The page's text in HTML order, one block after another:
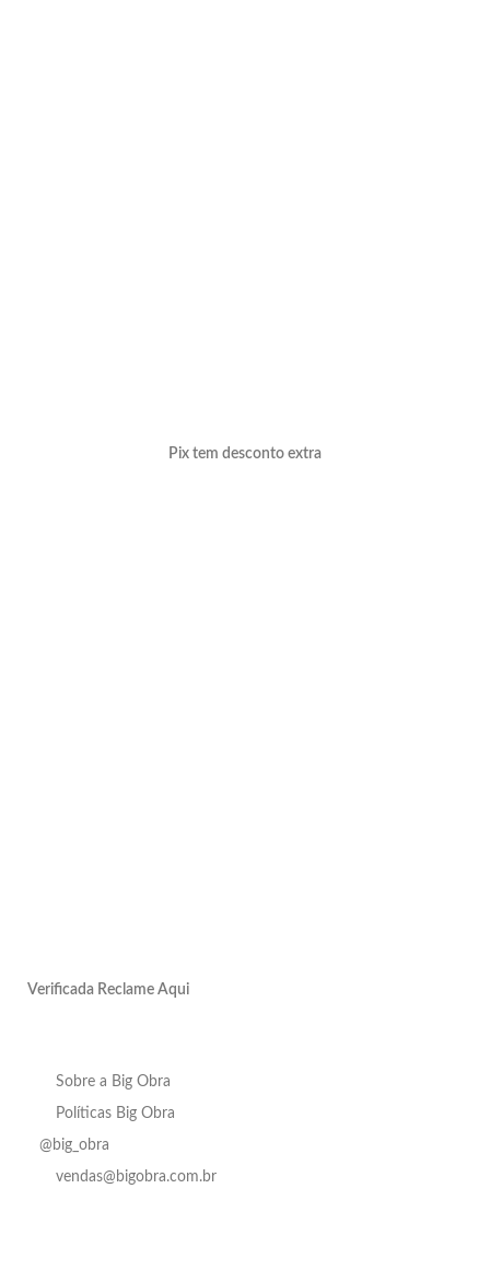
Pix tem desconto extra
Verificada Reclame Aqui
Sobre a Big Obra
Políticas Big Obra
@big_obra
vendas@bigobra.com.br